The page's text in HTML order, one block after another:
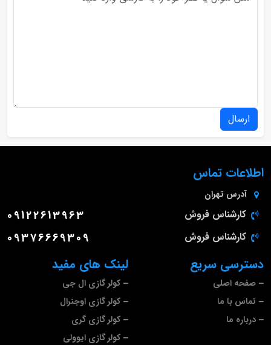
ارسال
لینک های مفید
کولر گازی ال جی
کولر گازی اوجنرال
کولر گازی گری
کولر گازی ایوولی
دسترسی سریع
صفحه اصلی
تماس با ما
درباره ما
اطلاعات تماس
آدرس تهران
کارشناس فروش 09122613963
کارشناس فروش 09376669309